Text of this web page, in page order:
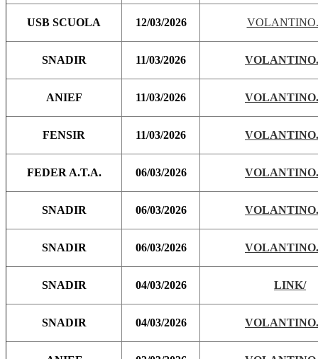
USB SCUOLA 12/03/2026
SNADIR 11/03/2026
ANIEF 11/03/2026
FENSIR 11/03/2026
FEDER A.T.A. 06/03/2026
SNADIR 06/03/2026
SNADIR 06/03/2026
SNADIR 04/03/2026 LINK/
SNADIR 04/03/2026